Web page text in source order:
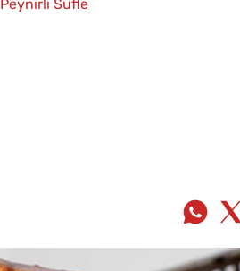
Peynirli Sufle